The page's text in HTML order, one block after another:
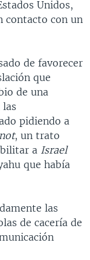
Unidos,
contacto con un
de favorecer
que
de una
pidiendo a
, un trato
a Israel
que había
las
de cacería de